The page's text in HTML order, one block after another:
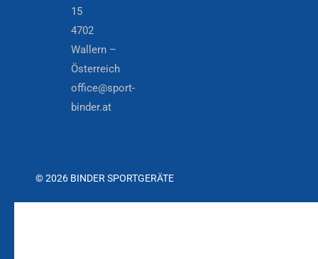
15
4702
Wallern –
Österreich
office@sport-
binder.at
© 2026 BINDER SPORTGERÄTE